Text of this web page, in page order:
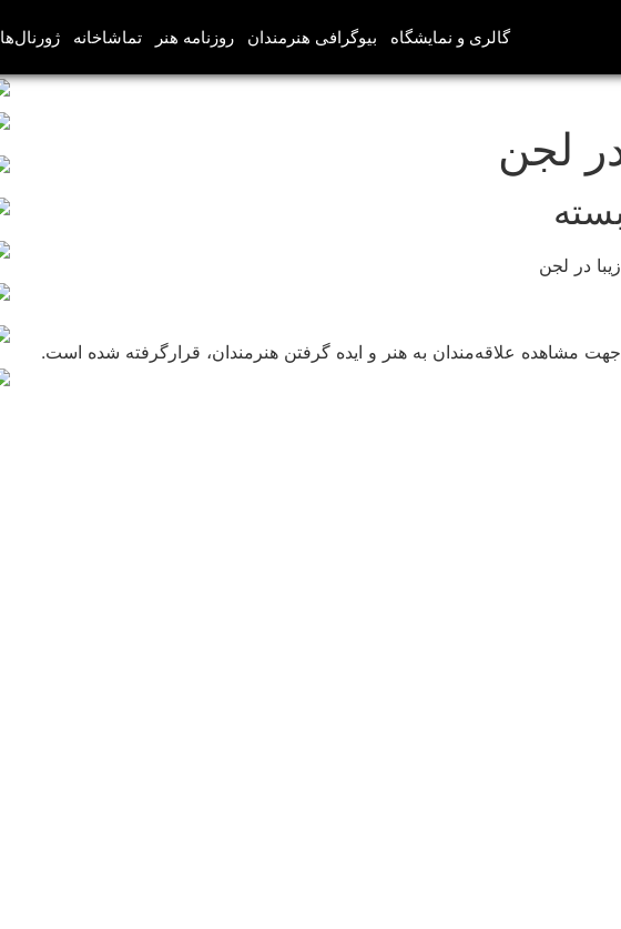
گالری و نمایشگاه بیوگرافی هنرمندان روزنامه هنر تماشاخانه ژورنال‌ها
لجن
مشاهده علاقه‌مندان به هنر و ایده گرفتن هنرمندان، قرارگرفته شده است.